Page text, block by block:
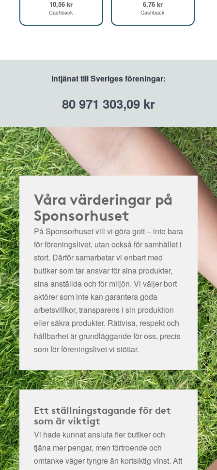
10,56 kr
Cashback
6,76 kr
Cashback
Intjänat till Sveriges föreningar:
80 971 303,09 kr
Våra värderingar på
Sponsorhuset
På Sponsorhuset vill vi göra gott – inte bara
för föreningslivet, utan också för samhället i
stort. Därför samarbetar vi enbart med
butiker som tar ansvar för sina produkter,
sina anställda och för miljön. Vi väljer bort
aktörer som inte kan garantera goda
arbetsvillkor, transparens i sin produktion
eller säkra produkter. Rättvisa, respekt och
hållbarhet är grundläggande för oss, precis
som för föreningslivet vi stöttar.
Ett ställningstagande för det
som är viktigt
Vi hade kunnat ansluta fler butiker och
tjäna mer pengar, men förtroende och
omtanke väger tyngre än kortsiktig vinst. Att